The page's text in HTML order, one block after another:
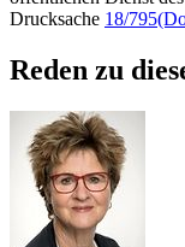
Drucksache 18/795
Reden zu